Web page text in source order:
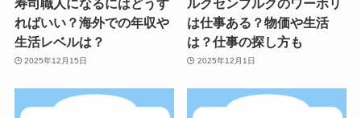
ればいい？海外での年収や
生活レベルは？
2025年12月15日
は仕事ある？物価や生活
は？仕事の探し方も
2025年12月1日